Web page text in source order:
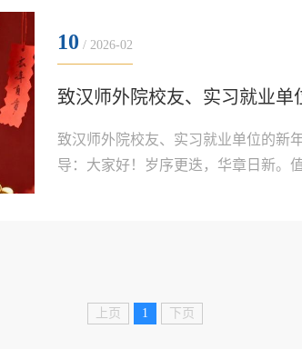
10 / 2026-02
致汉师外院校友、实习就业单
致汉师外院校友、实习就业单位的新
导：大家好！岁序更迭，华章日新。
上页 1 下页